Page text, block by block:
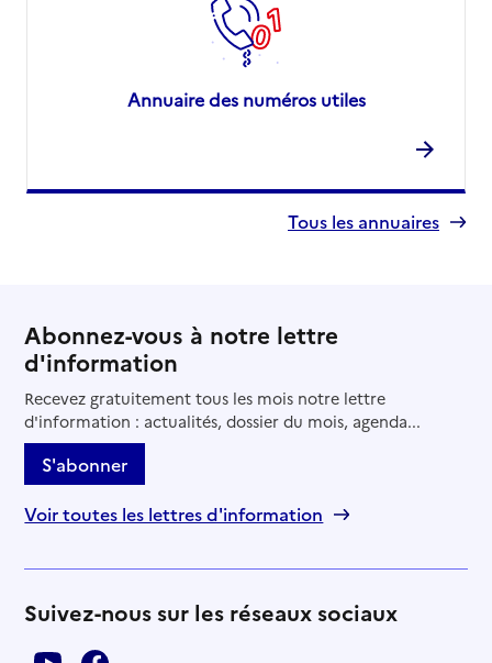
Annuaire des numéros utiles
Tous les annuaires
Abonnez-vous à notre lettre
d'information
Recevez gratuitement tous les mois notre lettre
d'information : actualités, dossier du mois, agenda...
S'abonner
Voir toutes les lettres d'information
Suivez-nous sur les réseaux sociaux